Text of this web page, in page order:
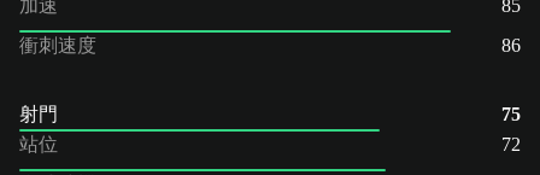
加速
85
衝刺速度
86
射門
75
站位
72